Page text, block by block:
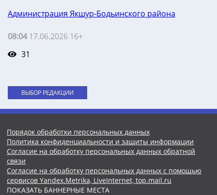
Администрация Якшур-Бодьинского района
08:0417.06.2026 16+
31
ВЫБОР РЕДАКЦИИ
Порядок обработки персональных данных
Политика конфиденциальности и защиты информации
Согласие на обработку персональных данных обратной
связи
Согласие на обработку персональных данных с помощью
сервисов Yandex.Metrika, LiveInternet, top.mail.ru
ПОКАЗАТЬ БАННЕРНЫЕ МЕСТА